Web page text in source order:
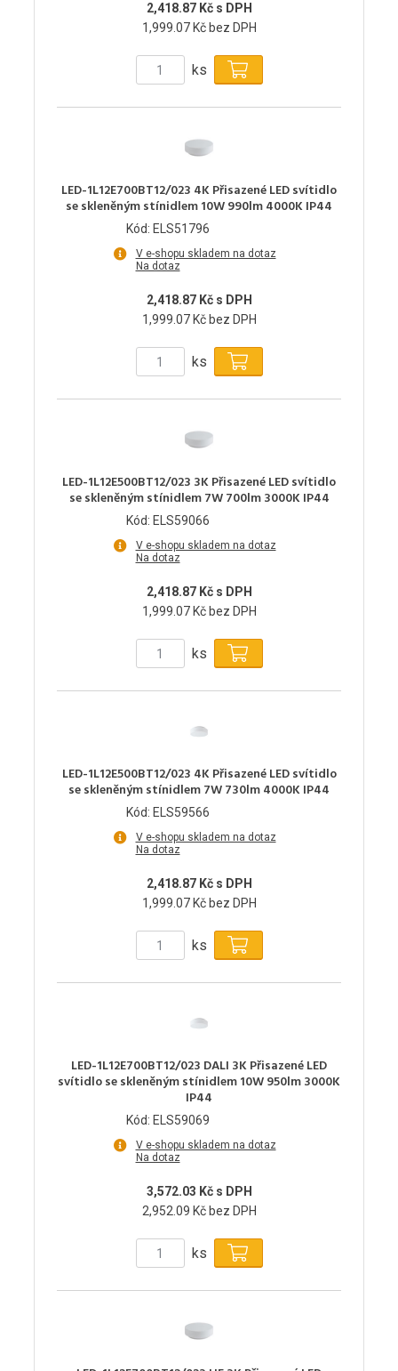
2,418.87 Kč s DPH
1,999.07 Kč bez DPH
ks
LED-1L12E700BT12/023 4K Přisazené LED svítidlo
se skleněným stínidlem 10W 990lm 4000K IP44
Kód: ELS51796
V e-shopu skladem na dotaz
Na dotaz
2,418.87 Kč s DPH
1,999.07 Kč bez DPH
ks
LED-1L12E500BT12/023 3K Přisazené LED svítidlo
se skleněným stínidlem 7W 700lm 3000K IP44
Kód: ELS59066
V e-shopu skladem na dotaz
Na dotaz
2,418.87 Kč s DPH
1,999.07 Kč bez DPH
ks
LED-1L12E500BT12/023 4K Přisazené LED svítidlo
se skleněným stínidlem 7W 730lm 4000K IP44
Kód: ELS59566
V e-shopu skladem na dotaz
Na dotaz
2,418.87 Kč s DPH
1,999.07 Kč bez DPH
ks
LED-1L12E700BT12/023 DALI 3K Přisazené LED
svítidlo se skleněným stínidlem 10W 950lm 3000K
IP44
Kód: ELS59069
V e-shopu skladem na dotaz
Na dotaz
3,572.03 Kč s DPH
2,952.09 Kč bez DPH
ks